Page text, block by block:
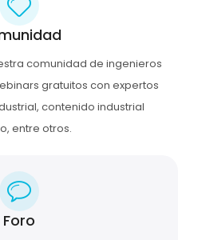
comunidad de ingenieros
gratuitos con expertos
contenido industrial
entre otros.
Foro